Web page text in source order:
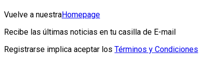
Vuelve a nuestraHomepage
Recibe las últimas noticias en tu casilla de E-mail
Registrarse implica aceptar los Términos y Condiciones